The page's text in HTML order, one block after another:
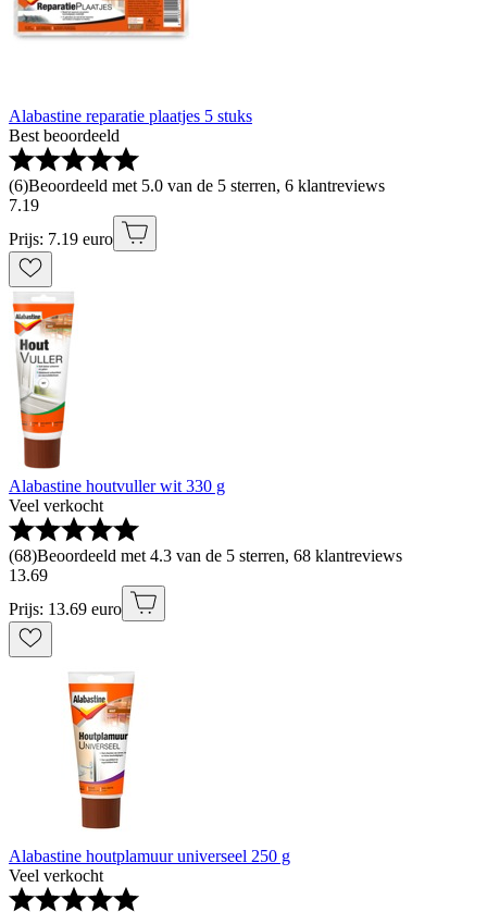
Alabastine reparatie plaatjes 5 stuks
Best beoordeeld
(6)Beoordeeld met 5.0 van de 5 sterren, 6 klantreviews
7.19
Prijs: 7.19 euro
Alabastine houtvuller wit 330 g
Veel verkocht
(68)Beoordeeld met 4.3 van de 5 sterren, 68 klantreviews
13.69
Prijs: 13.69 euro
Alabastine houtplamuur universeel 250 g
Veel verkocht